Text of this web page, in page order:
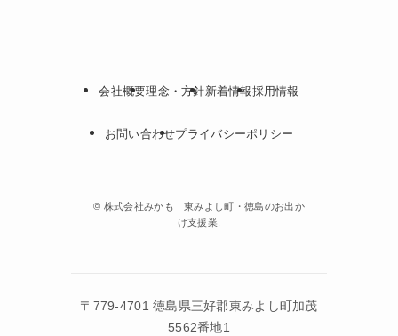
会社概要理念・方針新着情報採用情報
お問い合わせプライバシーポリシー
© 株式会社みかも｜東みよし町・徳島のお出か
け支援業.
〒779-4701 徳島県三好郡東みよし町加茂
5562番地1